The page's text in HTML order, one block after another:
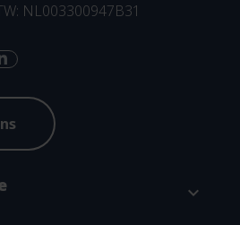
NL003300947B31
expand_more